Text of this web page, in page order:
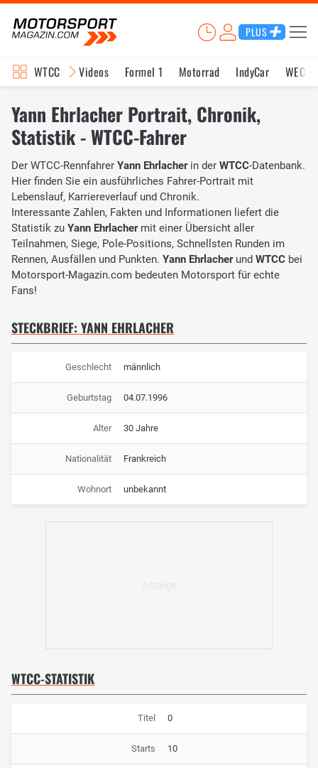
PLUS
WTCC Videos Formel 1 Motorrad IndyCar WEC
Yann Ehrlacher Portrait, Chronik,
Statistik - WTCC-Fahrer
Der WTCC-Rennfahrer Yann Ehrlacherin der WTCC-Datenbank.
Hier finden Sie ein ausführliches Fahrer-Portrait mit
Lebenslauf, Karriereverlauf und Chronik.
Interessante Zahlen, Fakten und Informationen liefert die
Statistik zu Yann Ehrlachermit einer Übersicht aller
Teilnahmen, Siege, Pole-Positions, Schnellsten Runden im
Rennen, Ausfällen und Punkten. Yann Ehrlacherund WTCC bei
Motorsport-Magazin.com bedeuten Motorsport für echte
Fans!
STECKBRIEF: YANN EHRLACHER
Geschlecht männlich
Geburtstag 04.07.1996
Alter 30 Jahre
Nationalität Frankreich
Wohnort unbekannt
WTCC-STATISTIK
Titel 0
Starts 10